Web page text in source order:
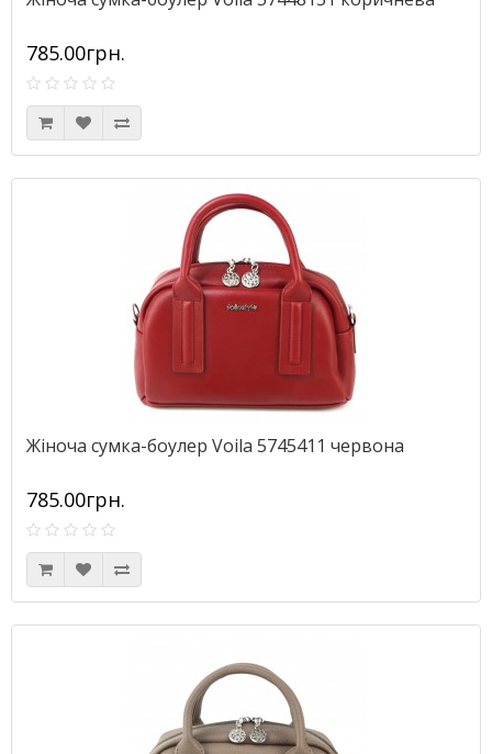
785.00грн.
Жіноча сумка-боулер Voila 5745411 червона
785.00грн.